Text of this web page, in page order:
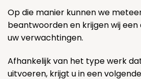
Op die manier kunnen we
beantwoorden en krijgen wij een
uw verwachtingen.
Afhankelijk van het type werk
uitvoeren, krijgt u in een